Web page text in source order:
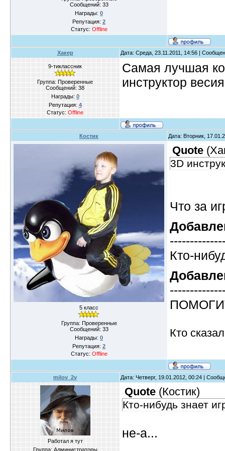
Сообщений: 33
Награды: 0
Репутация: 2
Статус: Offline
Хакер Дата: Среда, 23.11.2011, 14:56 |
9-тиклассник
Группа: Проверенные
Сообщений: 38
Награды: 0
Репутация: 4
Статус: Offline
Самая лучшая
инструктор
Костик Дата: Вторник,
5 класс
Группа: Проверенные
Сообщений: 33
Награды: 0
Репутация: 2
Статус: Offline
Quote (
3D
Что за
Кто-
Кто
milov_2v Дата: Четверг, 19.01.2012, 00:24 |
Работал я тут
Группа: Администраторы
Quote (Костик)
Кто-нибудь знает
не-а...